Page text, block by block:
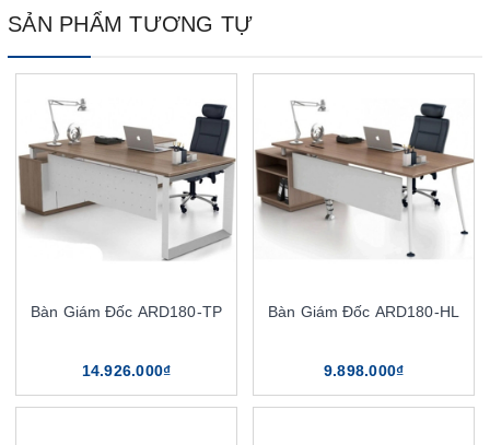
SẢN PHẨM TƯƠNG TỰ
Bàn Giám Đốc ARD180-TP
14.926.000₫
Bàn Giám Đốc ARD180-HL
9.898.000₫